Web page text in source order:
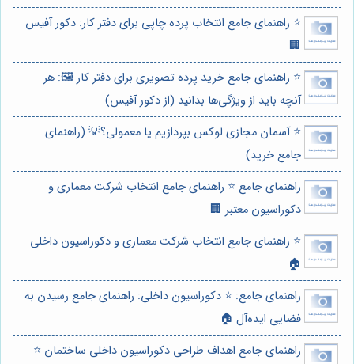
⭐️ راهنمای جامع انتخاب پرده چاپی برای دفتر کار: دکور آفیس
🏢
⭐️ راهنمای جامع خرید پرده تصویری برای دفتر کار 🖼️: هر
آنچه باید از ویژگی‌ها بدانید (از دکور آفیس)
⭐️ آسمان مجازی لوکس بپردازیم یا معمولی؟💡 (راهنمای
جامع خرید)
راهنمای جامع ⭐️ راهنمای جامع انتخاب شرکت معماری و
دکوراسیون معتبر 🏢
⭐️ راهنمای جامع انتخاب شرکت معماری و دکوراسیون داخلی
🏠
راهنمای جامع: ⭐️ دکوراسیون داخلی: راهنمای جامع رسیدن به
فضایی ایده‌آل 🏠
راهنمای جامع اهداف طراحی دکوراسیون داخلی ساختمان ⭐️